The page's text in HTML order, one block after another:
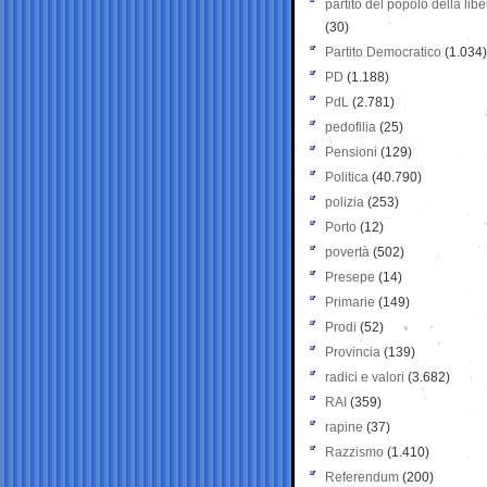
partito del popolo della
(30)
Partito Democratico (1.034)
PD (1.188)
PdL (2.781)
pedofilia (25)
Pensioni (129)
Politica (40.790)
polizia (253)
Porto (12)
povertà (502)
Presepe (14)
Primarie (149)
Prodi (52)
Provincia (139)
radici e valori (3.682)
RAI (359)
rapine (37)
Razzismo (1.410)
Referendum (200)